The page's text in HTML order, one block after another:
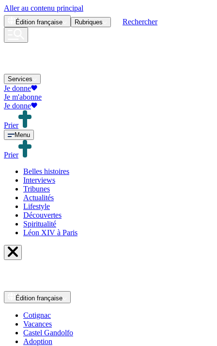
Aller au contenu principal
Édition française Rubriques Rechercher
Services
Je donne
Je m'abonne
Je donne
Prier
Menu
Prier
Belles histoires
Interviews
Tribunes
Actualités
Lifestyle
Découvertes
Spiritualité
Léon XIV à Paris
Édition française
Cotignac
Vacances
Castel Gandolfo
Adoption